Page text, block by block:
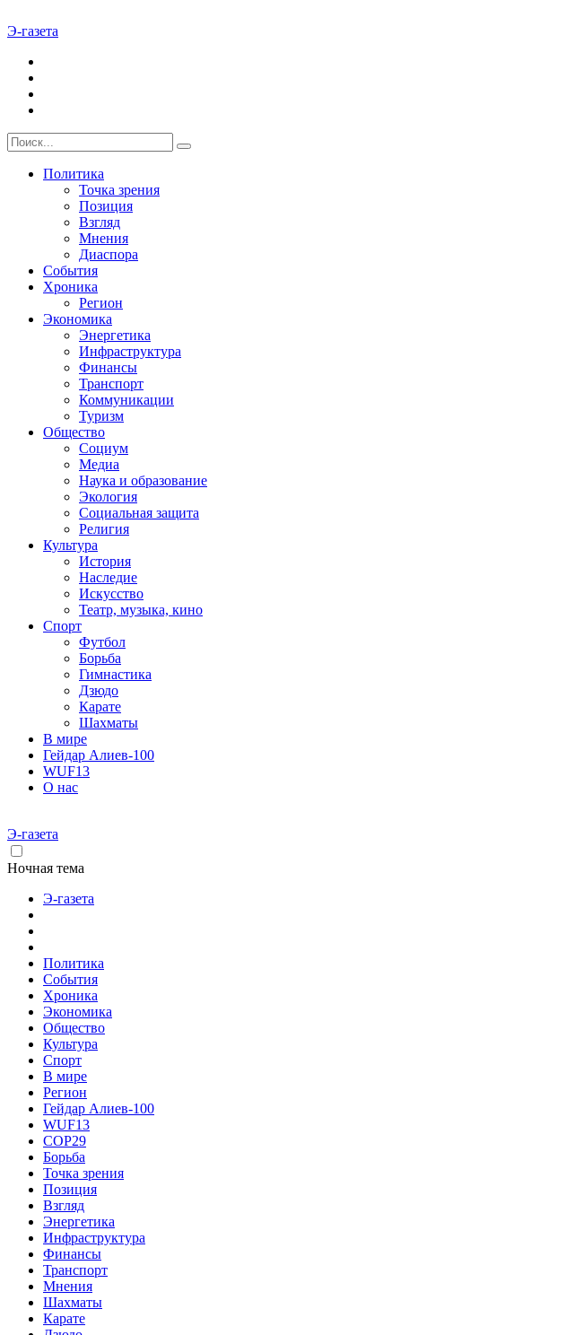
Э-газета
Политика
Точка зрения
Позиция
Взгляд
Мнения
Диаспора
События
Хроника
Регион
Экономика
Энергетика
Инфраструктура
Финансы
Транспорт
Коммуникации
Туризм
Общество
Социум
Медиа
Наука и образование
Экология
Социальная защита
Религия
Культура
История
Наследие
Искусство
Театр, музыка, кино
Спорт
Футбол
Борьба
Гимнастика
Дзюдо
Карате
Шахматы
В мире
Гейдар Алиев-100
WUF13
О нас
Э-газета
Ночная тема
Э-газета
Политика
События
Хроника
Экономика
Общество
Культура
Спорт
В мире
Регион
Гейдар Алиев-100
WUF13
COP29
Борьба
Точка зрения
Позиция
Взгляд
Энергетика
Инфраструктура
Финансы
Транспорт
Мнения
Шахматы
Карате